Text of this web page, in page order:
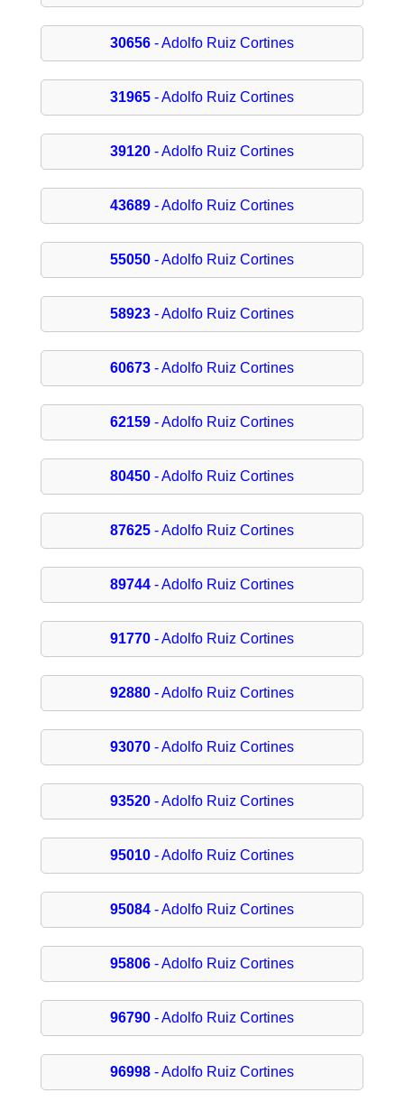
30656- Adolfo Ruiz Cortines
31965- Adolfo Ruiz Cortines
39120- Adolfo Ruiz Cortines
43689- Adolfo Ruiz Cortines
55050- Adolfo Ruiz Cortines
58923- Adolfo Ruiz Cortines
60673- Adolfo Ruiz Cortines
62159- Adolfo Ruiz Cortines
80450- Adolfo Ruiz Cortines
87625- Adolfo Ruiz Cortines
89744- Adolfo Ruiz Cortines
91770- Adolfo Ruiz Cortines
92880- Adolfo Ruiz Cortines
93070- Adolfo Ruiz Cortines
93520- Adolfo Ruiz Cortines
95010- Adolfo Ruiz Cortines
95084- Adolfo Ruiz Cortines
95806- Adolfo Ruiz Cortines
96790- Adolfo Ruiz Cortines
96998- Adolfo Ruiz Cortines